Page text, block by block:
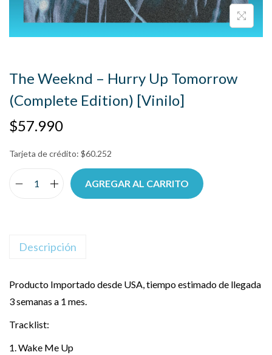
The Weeknd – Hurry Up Tomorrow
(Complete Edition) [Vinilo]
$57.990
Tarjeta de crédito: $60.252
AGREGAR AL CARRITO
Descripción
Producto Importado desde USA, tiempo estimado de llegada
3 semanas a 1 mes.
Tracklist:
1. Wake Me Up